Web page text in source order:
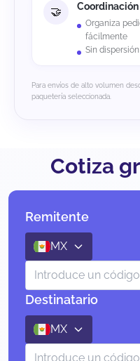
Organiza
fácilmente
Sin
Para envíos de alto volumen
paquetería seleccionada.
Cotiza
Remitente
MX
Destinatario
MX